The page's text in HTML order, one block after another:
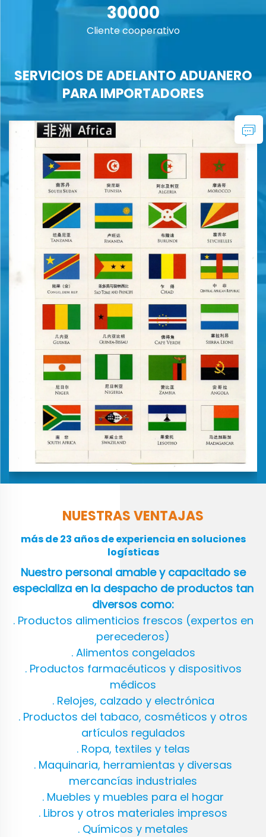
30000
Cliente cooperativo
SERVICIOS DE ADELANTO ADUANERO
PARA IMPORTADORES
NUESTRAS VENTAJAS
más de 23 años de experiencia en soluciones
logísticas
Nuestro personal amable y capacitado se
especializa en la despacho de productos tan
diversos como:
. Productos alimenticios frescos (expertos en
perecederos)
. Alimentos congelados
. Productos farmacéuticos y dispositivos
médicos
. Relojes, calzado y electrónica
. Productos del tabaco, cosméticos y otros
artículos regulados
. Ropa, textiles y telas
. Maquinaria, herramientas y diversas
mercancías industriales
. Muebles y muebles para el hogar
. Libros y otros materiales impresos
. Químicos y metales